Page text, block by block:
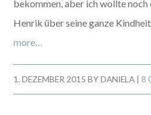
bekommen, aber ich wollte noch
Henrik über seine ganze
more…
1. DEZEMBER 2015 BYDANIELA 8